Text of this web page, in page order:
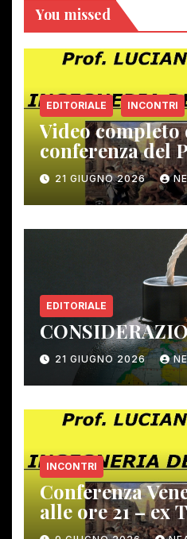
You missed
EDITORIALE INCONTRI
Video completo
conferenza del
12 giugno
21 GIUGNO 2026
EDITORIALE
21 GIUGNO 2026
INCONTRI
Conferenza
alle ore 21 – ex
Gambassi